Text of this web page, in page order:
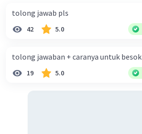
tolong jawab pls
42 5.0
tolong jawaban + caranya untuk besok
19 5.0